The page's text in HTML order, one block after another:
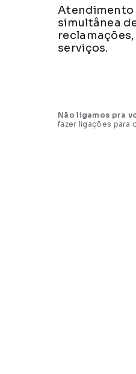
Atendimento
simultânea
serviços.
Não ligamos pra
fazer ligações para